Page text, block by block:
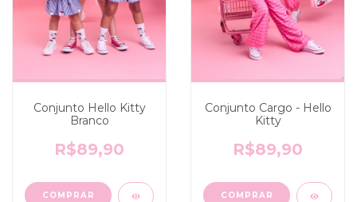
Conjunto Hello Kitty
Branco
R$89,90
COMPRAR
Conjunto Cargo - Hello
Kitty
R$89,90
COMPRAR